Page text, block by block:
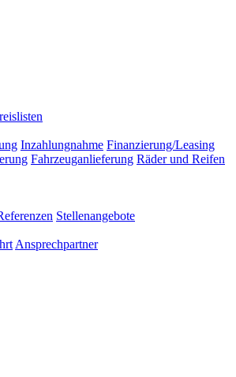
Inzahlungnahme Finanzierung/Leasing
Fahrzeuganlieferung Räder und Reifen
Stellenangebote
Ansprechpartner